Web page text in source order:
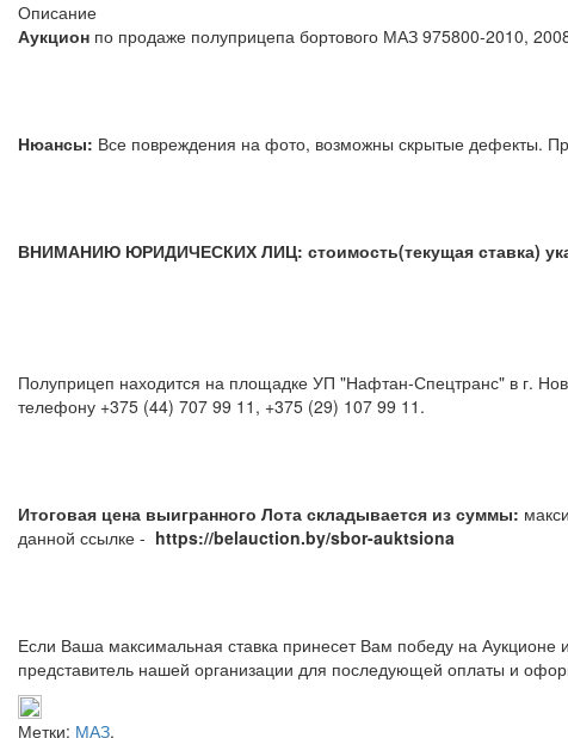
Описание
Аукцион по продаже полуприцепа бортового
Нюансы: Все повреждения на фото, возможны скрытые дефекты.
ВНИМАНИЮ ЮРИДИЧЕСКИХ ЛИЦ: стоимость(текущая ставка)
Полуприцеп находится на площадке УП "Нафтан-Спецтранс" в г.
телефону +375 (44) 707 99 11, +375 (29) 107
Итоговая цена выигранного Лота складывается из суммы:
данной ссылке - https://belauction.by/sbor-auktsiona
Если Ваша максимальная ставка принесет Вам победу на
представитель нашей организации для последующей оплаты и
Метки: МАЗ,